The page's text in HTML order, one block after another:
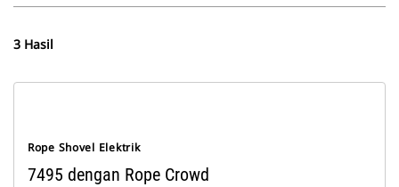
3 Hasil
Rope Shovel Elektrik
7495 dengan Rope Crowd